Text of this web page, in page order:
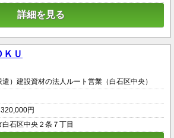
詳細を見る
Ｕ
遣）建設資材の法人ルート営業（白石区中央）
円
石区中央２条７丁目